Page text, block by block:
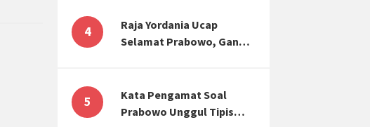
Ganjar
4
Raja Yordania Ucap
Selamat Prabowo, Ganjar
3 NEWS]
5
Kata Pengamat Soal
Prabowo Unggul Tipis